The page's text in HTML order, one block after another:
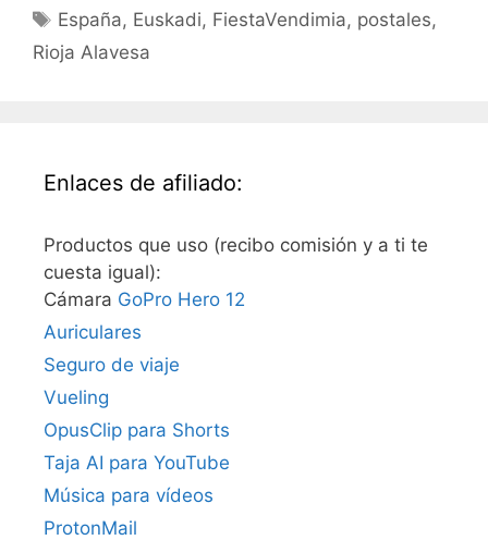
Etiquetas
España, Euskadi, FiestaVendimia, postales,
Rioja Alavesa
Enlaces de afiliado:
Productos que uso (recibo comisión y a ti te
cuesta igual):
Cámara GoPro Hero 12
Auriculares
Seguro de viaje
Vueling
OpusClip para Shorts
Taja AI para YouTube
Música para vídeos
ProtonMail